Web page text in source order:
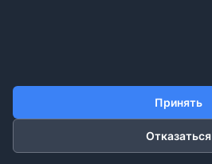
Принять
Отказаться